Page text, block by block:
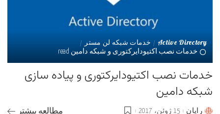
Active Directory خدمات شبکه لن مستر
خدمات نصب اکتیودایرکتوری و شبکه دامین read
خدمات نصب اکتیودایرکتوری و پیاده سازی
شبکه دامین
رایان 15 ژوئن، 2017 مطالعه بیشتر